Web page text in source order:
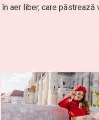
aer liber, care